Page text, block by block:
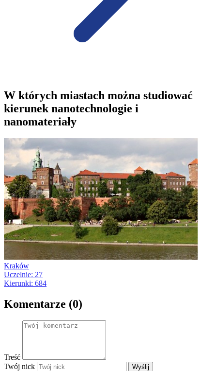
W których miastach można studiować
kierunek nanotechnologie i
nanomateriały
Kraków
Uczelnie: 27
Kierunki: 684
Komentarze (0)
Treść
Twój nick
Wyślij